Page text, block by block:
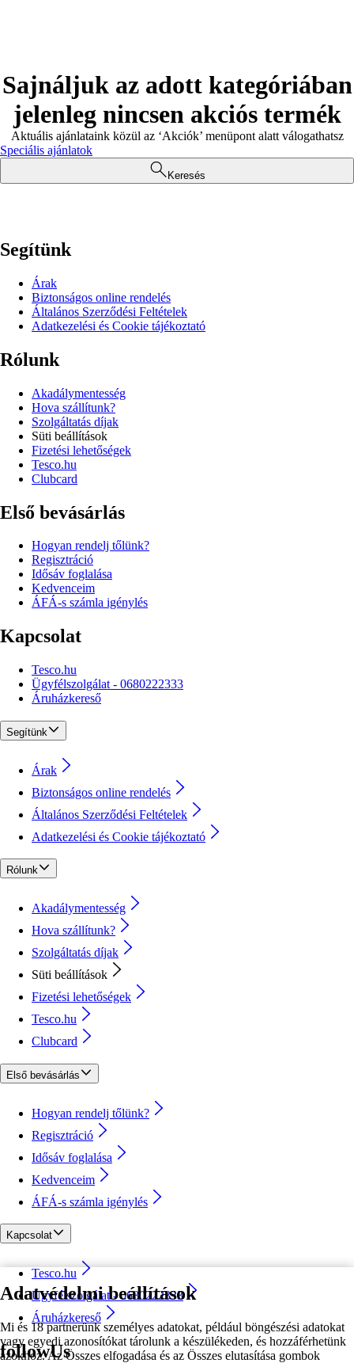
Adatvédelmi beállítások
Mi és 18 partnerünk személyes adatokat, például böngészési adatokat
vagy egyedi azonosítókat tárolunk a készülékeden, és hozzáférhetünk
azokhoz. Az Összes elfogadása és az Összes elutasítása gombok
Sajnáljuk az adott kategóriában
jelenleg nincsen akciós termék
Aktuális ajánlataink közül az ‘Akciók’ menüpont alatt válogathatsz
Speciális ajánlatok
Keresés
Segítünk
Árak
Biztonságos online rendelés
Általános Szerződési Feltételek
Adatkezelési és Cookie tájékoztató
Rólunk
Akadálymentesség
Hova szállítunk?
Szolgáltatás díjak
Süti beállítások
Fizetési lehetőségek
Tesco.hu
Clubcard
Első bevásárlás
Hogyan rendelj tőlünk?
Regisztráció
Idősáv foglalása
Kedvenceim
ÁFÁ-s számla igénylés
Kapcsolat
Tesco.hu
Ügyfélszolgálat - 0680222333
Áruházkereső
Segítünk
Árak
Biztonságos online rendelés
Általános Szerződési Feltételek
Adatkezelési és Cookie tájékoztató
Rólunk
Akadálymentesség
Hova szállítunk?
Szolgáltatás díjak
Süti beállítások
Fizetési lehetőségek
Tesco.hu
Clubcard
Első bevásárlás
Hogyan rendelj tőlünk?
Regisztráció
Idősáv foglalása
Kedvenceim
ÁFÁ-s számla igénylés
Kapcsolat
Tesco.hu
Ügyfélszolgálat - 0680222333
Áruházkereső
followUs